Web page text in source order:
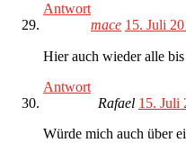
Antwort
mace 15. Juli
Hier auch wieder alle
Antwort
Rafael 15. Juli
Würde mich auch über